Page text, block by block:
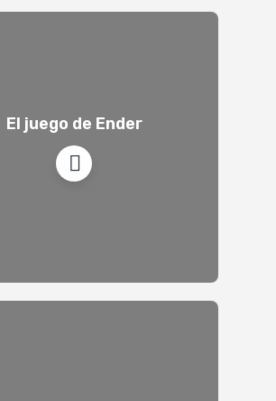
El juego de Ender